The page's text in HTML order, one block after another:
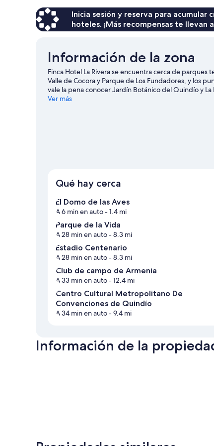
Inicia sesión y reserva para acumular
hoteles. ¡Más recompensas te llevan
Información de la zona
Finca Hotel La Rivera se encuentra cerca de parques
Valle de Cocora y Parque de Los Fundadores, y los
vale la pena conocer Jardín Botánico del Quindío y
a pie o ciclismo en senderos y ciclismo de montaña.
Ver más
Qué hay cerca
El Domo de las Aves
A 6 min en auto- 1.4 mi
Parque de la Vida
A 28 min en auto- 8.3 mi
Estadio Centenario
A 28 min en auto- 8.3 mi
Club de campo de Armenia
A 33 min en auto- 12.4 mi
Centro Cultural Metropolitano De
Convenciones de Quindío
A 34 min en auto- 9.4 mi
Información de la